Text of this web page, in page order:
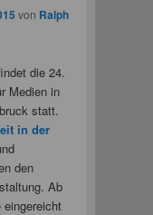
von Ralph
die 24.
Medien in
statt.
in der
den
Ab
eingereicht